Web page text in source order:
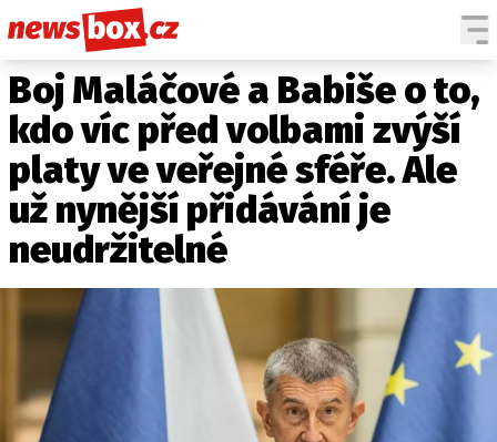
DOMÁCÍ
ZAHRANIČÍ
POČASÍ
KRIMI
EKONOMIKA
KULTURA
SPOLEČNOST
SPORT
ČESKÉ CELEBRITY
SVĚTOVÉ CELEBRITY
SLEDUJTE NÁS NA |
Boj Maláčové a Babiše o to,
kdo víc před volbami zvýší
platy ve veřejné sféře. Ale
už nynější přidávání je
neudržitelné